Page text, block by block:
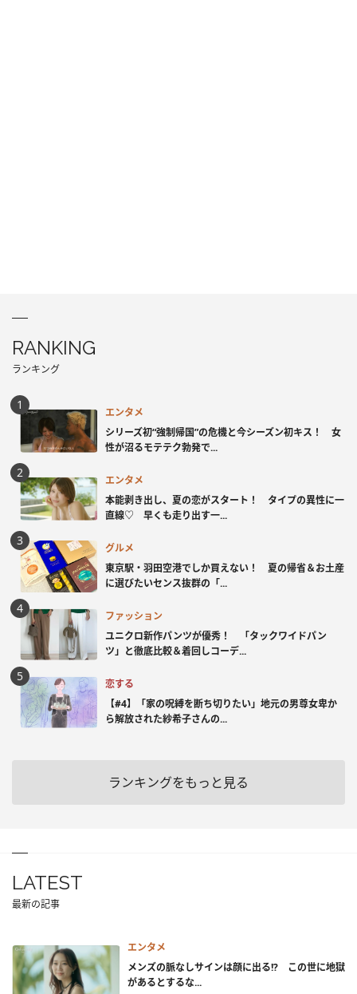
RANKING
ランキング
エンタメ
シリーズ初“強制帰国”の危機と今シーズン初キス！ 女
性が沼るモテテク勃発で...
エンタメ
本能剥き出し、夏の恋がスタート！ タイプの異性に一
直線♡ 早くも走り出す一...
グルメ
東京駅・羽田空港でしか買えない！ 夏の帰省＆お土産
に選びたいセンス抜群の「...
ファッション
ユニクロ新作パンツが優秀！ 「タックワイドパン
ツ」と徹底比較＆着回しコーデ...
恋する
【#4】「家の呪縛を断ち切りたい」地元の男尊女卑か
ら解放された紗希子さんの...
ランキングをもっと見る
LATEST
最新の記事
エンタメ
メンズの脈なしサインは顔に出る!? この世に地獄
があるとするな...